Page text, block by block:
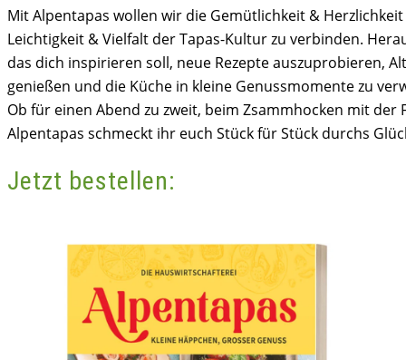
Mit Alpentapas wollen wir die Gemütlichkeit &
Leichtigkeit & Vielfalt der Tapas-Kultur zu verbinden.
das dich inspirieren soll, neue Rezepte auszuprobieren,
genießen und die Küche in kleine Genussmomente zu
Ob für einen Abend zu zweit, beim Zsammhocken mit der
Alpentapas schmeckt ihr euch Stück für Stück durchs
Jetzt bestellen: